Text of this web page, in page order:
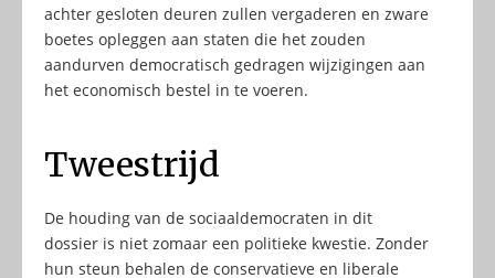
achter gesloten deuren zullen vergaderen en zware
boetes opleggen aan staten die het zouden
aandurven democratisch gedragen wijzigingen aan
het economisch bestel in te voeren.
Tweestrijd
De houding van de sociaaldemocraten in dit
dossier is niet zomaar een politieke kwestie. Zonder
hun steun behalen de conservatieve en liberale